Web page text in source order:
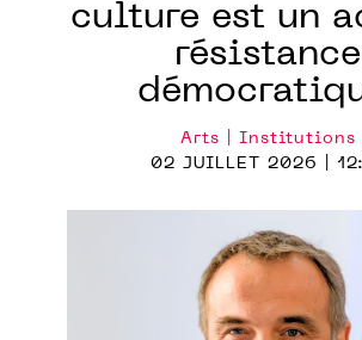
culture est un
résistance
Arts | Institutions
02 JUILLET 2026 |